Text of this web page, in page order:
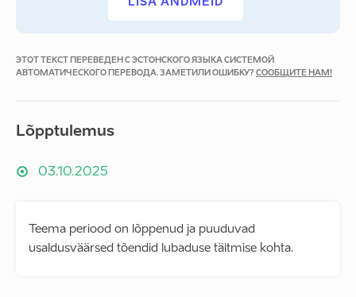
LISA ANDMEID
ЭТОТ ТЕКСТ ПЕРЕВЕДЕН С ЭСТОНСКОГО ЯЗЫКА СИСТЕМОЙ
АВТОМАТИЧЕСКОГО ПЕРЕВОДА. ЗАМЕТИЛИ ОШИБКУ? СООБЩИТЕ НАМ!
Lõpptulemus
03.10.2025
Teema periood on lõppenud ja puuduvad
usaldusväärsed tõendid lubaduse täitmise kohta.